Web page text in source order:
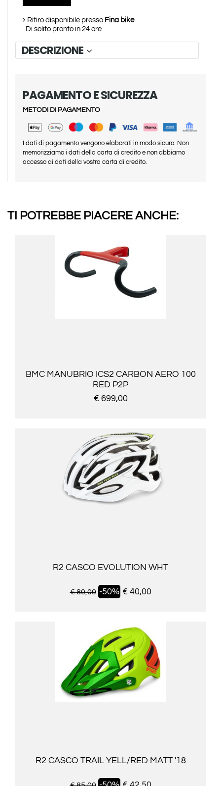
Ritiro disponibile presso Fina bike
Di solito pronto in 24 ore
DESCRIZIONE
PAGAMENTO E SICUREZZA
METODI DI PAGAMENTO
I dati di pagamento vengono elaborati in modo sicuro. Non
memorizziamo i dati della carta di credito e non abbiamo
accesso ai dati della vostra carta di credito.
TI POTREBBE PIACERE ANCHE:
BMC MANUBRIO ICS2 CARBON AERO 100
RED P2P
€ 699,00
R2 CASCO EVOLUTION WHT
€ 80,00 -50% € 40,00
R2 CASCO TRAIL YELL/RED MATT '18